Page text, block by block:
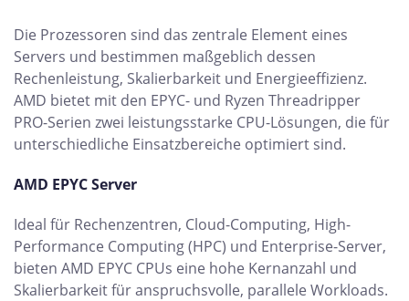
Die Prozessoren sind das zentrale Element eines
Servers und bestimmen maßgeblich dessen
Rechenleistung, Skalierbarkeit und Energieeffizienz.
AMD bietet mit den EPYC- und Ryzen Threadripper
PRO-Serien zwei leistungsstarke CPU-Lösungen, die für
unterschiedliche Einsatzbereiche optimiert sind.
AMD EPYC Server
Ideal für Rechenzentren, Cloud-Computing, High-
Performance Computing (HPC) und Enterprise-Server,
bieten AMD EPYC CPUs eine hohe Kernanzahl und
Skalierbarkeit für anspruchsvolle, parallele Workloads.